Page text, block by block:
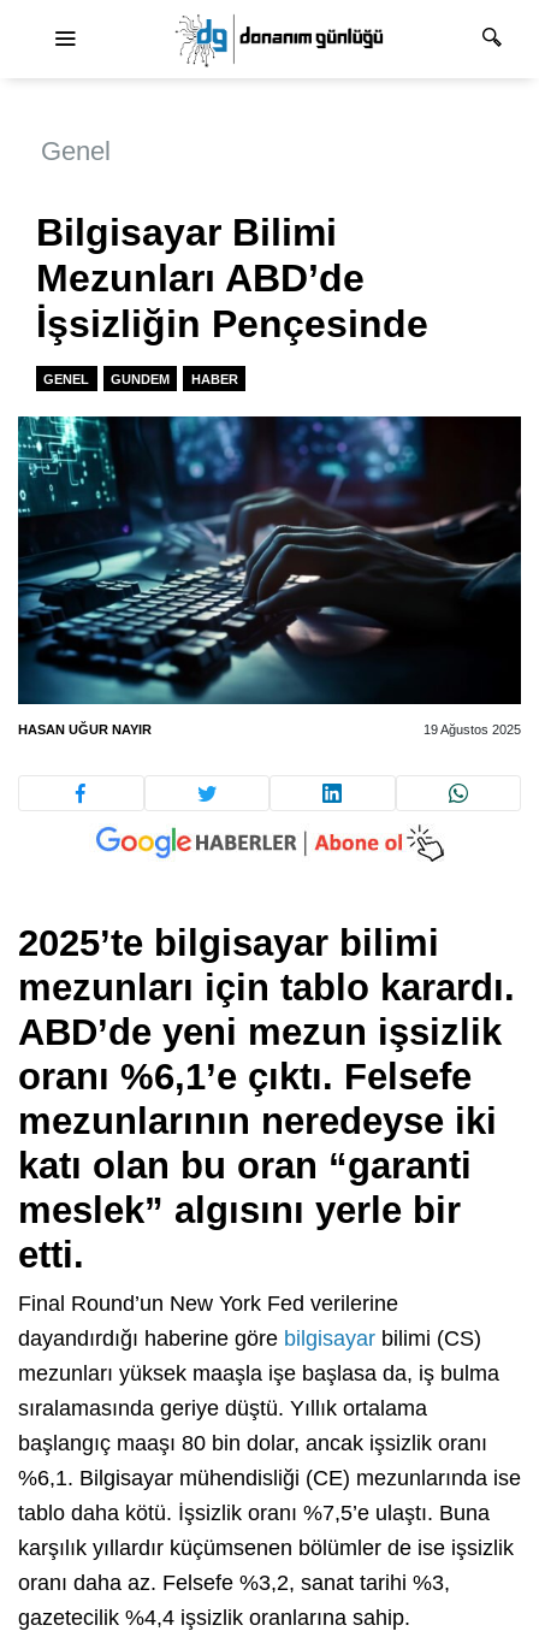
Genel
Bilgisayar Bilimi
Mezunları ABD’de
İşsizliğin Pençesinde
GENEL GUNDEM HABER
HASAN UĞUR NAYIR 19 Ağustos 2025
2025’te bilgisayar bilimi
mezunları için tablo karardı.
ABD’de yeni mezun işsizlik
oranı %6,1’e çıktı. Felsefe
mezunlarının neredeyse iki
katı olan bu oran “garanti
meslek” algısını yerle bir
etti.
Final Round’un New York Fed verilerine
dayandırdığı haberine göre bilgisayar bilimi (CS)
mezunları yüksek maaşla işe başlasa da, iş bulma
sıralamasında geriye düştü. Yıllık ortalama
başlangıç maaşı 80 bin dolar, ancak işsizlik oranı
%6,1. Bilgisayar mühendisliği (CE) mezunlarında ise
tablo daha kötü. İşsizlik oranı %7,5’e ulaştı. Buna
karşılık yıllardır küçümsenen bölümler de ise işsizlik
oranı daha az. Felsefe %3,2, sanat tarihi %3,
gazetecilik %4,4 işsizlik oranlarına sahip.